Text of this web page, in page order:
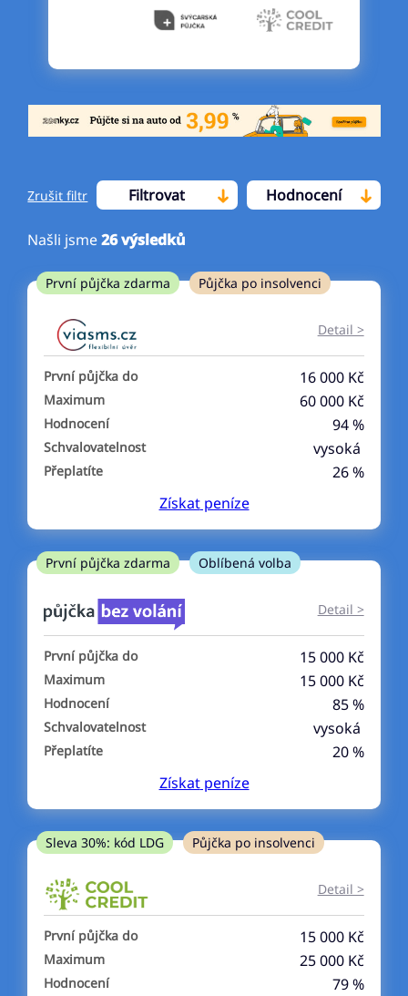
Zrušit filtr Filtrovat Hodnocení
Od
První půjčka zdarma
–
ano
ne
ano
ne
V exekuci
ano
ne
Po insolvenci
ano
V hotovosti
ano
Našli jsme26výsledků
První půjčka zdarma Půjčka po insolvenci
Detail >
První půjčka do 16 000 Kč
Maximum 60 000 Kč
Hodnocení 94 %
Schvalovatelnost vysoká
Přeplatíte
26 %
Získatpeníze
První půjčka zdarma Oblíbená volba
Detail >
První půjčka do 15 000 Kč
Maximum 15 000 Kč
Hodnocení 85 %
Schvalovatelnost vysoká
Přeplatíte
20 %
Získatpeníze
Sleva 30%: kód LDG Půjčka po insolvenci
Detail >
První půjčka do 15 000 Kč
Maximum 25 000 Kč
Hodnocení 79 %